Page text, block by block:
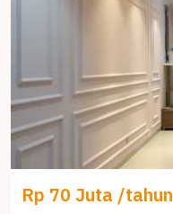
Rp 70 Juta /tahun